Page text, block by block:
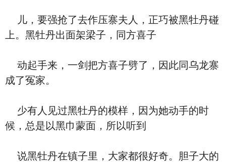
儿，要强抢了去作压寨夫人，正巧被黑牡丹碰
上。黑牡丹出面架梁子，同方喜子
动起手来，一剑把方喜子劈了，因此同乌龙寨
成了冤家。
少有人见过黑牡丹的模样，因为她动手的时
候，总是以黑巾蒙面，所以听到
说黑牡丹在镇子里，大家都很好奇。胆子大的